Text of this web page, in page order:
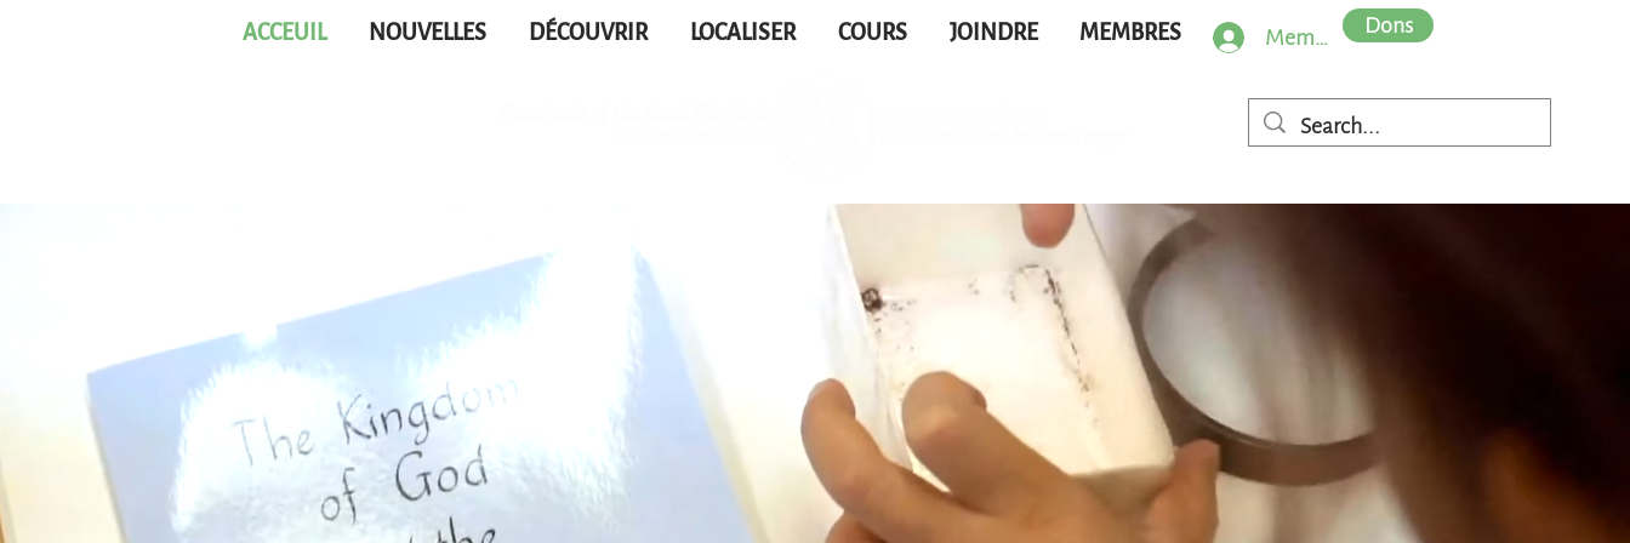
ACCEUIL NOUVELLES DÉCOUVRIR LOCALISER COURS JOINDRE MEMBRES Member Log In
Dons